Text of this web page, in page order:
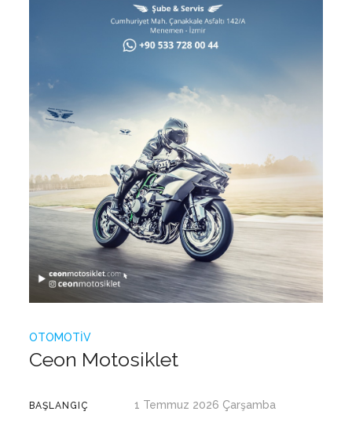
OTOMOTIV
Ceon Motosiklet
BAŞLANGIÇ 1 Temmuz 2026 Çarşamba